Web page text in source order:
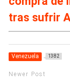
tras sufrir
Venezuela 1382
Newer Post